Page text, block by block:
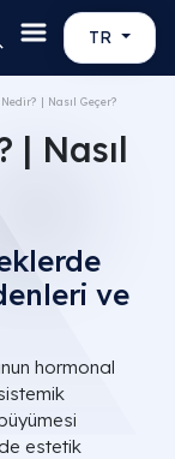
TR
| Nasıl Geçer?
| Nasıl
ve
hormonal
estetik